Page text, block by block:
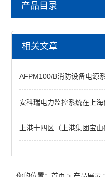
产品目录
系统集成
AcrelCloud-1200分布式
变电站综合自动化
电能管理平台
马达保护系统
相关文章
AFPM100/B消防设备电源
安科瑞电力监控系统在上海信
上港十四区（上港集团宝山码头）